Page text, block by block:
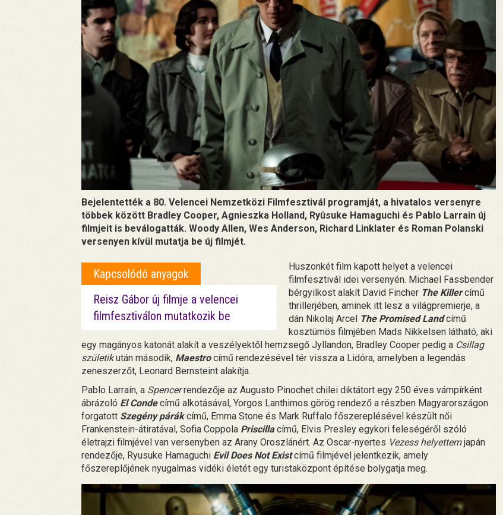
Bejelentették a 80. Velencei Nemzetközi Filmfesztivál programját, a hivatalos versenyre
többek között Bradley Cooper, Agnieszka Holland, Ryûsuke Hamaguchi és Pablo Larrain új
filmjeit is beválogatták. Woody Allen, Wes Anderson, Richard Linklater és Roman Polanski
versenyen kívül mutatja be új filmjét.
Kapcsolódó anyagok
Reisz Gábor új filmje a velencei
filmfesztiválon mutatkozik be
Huszonkét film kapott helyet a velencei
filmfesztivál idei versenyén. Michael Fassbender
bérgyilkost alakít David Fincher The Killercímű
thrillerjében, aminek itt lesz a világpremierje, a
dán Nikolaj Arcel The Promised Landcímű
kosztümös filmjében Mads Nikkelsen látható, aki
egy magányos katonát alakít a veszélyektől hemzsegő Jyllandon, Bradley Cooper pedig a Csillag
születikután második, Maestrocímű rendezésével tér vissza a Lidóra, amelyben a legendás
zeneszerzőt, Leonard Bernsteint alakítja.
Pablo Larraín, a Spencerrendezője az Augusto Pinochet chilei diktátort egy 250 éves vámpírként
ábrázoló El Conde című alkotásával, Yorgos Lanthimos görög rendező a részben Magyarországon
forgatott Szegény párák című, Emma Stone és Mark Ruffalo főszereplésével készült női
Frankenstein-átiratával, Sofia Coppola Priscillacímű, Elvis Presley egykori feleségéről szóló
életrajzi filmjével van versenyben az Arany Oroszlánért. Az Oscar-nyertes Vezess helyettemjapán
rendezője, Ryusuke Hamaguchi Evil Does Not Existcímű filmjével jelentkezik, amely
főszereplőjének nyugalmas vidéki életét egy turistaközpont építése bolygatja meg.